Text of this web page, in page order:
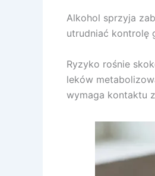
Alkohol sprzyja
utrudniać kontrolę
Ryzyko rośnie
leków
wymaga kontaktu